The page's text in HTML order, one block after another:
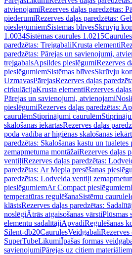
atvienojamiRezerves daļas paredzētas:
piederumiRezerves daļas paredzētas:
pieslēgumiemSistēmas blīvesSkrūvju
1.0034Sistēmas caurules 1.0215
paredzētas: TrejgabaliKrusta elementi
paredzētas: Pārejas un savienojumi,
trejgabalsApsildes pieslēgumiRezerves
pieslēgumiemSistēmas blīvesSkrūvju
UzmavasPārejasRezerves daļas
cirkulācijaKrusta elementiRezerves
Pārejas un savienojumi, atvienojami
pieslēgumiRezerves daļas paredzētas:
caurulēmStiprinājumi caurulēm
skalošanas iekārtasRezerves daļas
poda vadība ar higiēnas skalošanas
paredzētas: Skalošanas kastu un
zemapmetuma montāžaiRezerves daļas
ventiļiRezerves daļas paredzētas:
paredzētas: Ar Mepla presēšanas
paredzētas: Lodveida ventiļi
pieslēgumiemAr Compact pieslēgumiem
temperatūras regulēšanaSistēmu caurule
klāstsRezerves daļas paredzētas:
noslēgiĀtrās atgaisošanas vārstiPlūsmas
elementu sadalītājiApvadiRegulēšanas
Silent-db20CaurulesVeidgabaliRezerves
SuperTubeLīkumiĪpašas formas
savienojumiPārejas uz citiem materiāliem